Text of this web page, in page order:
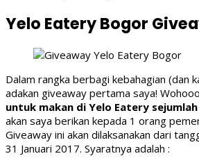
Yelo Eatery Bogor
Dalam rangka berbagi kebahagian (dan
adakan giveaway pertama saya!
untuk makan di Yelo Eatery sejumlah
akan saya berikan kepada 1 orang
Giveaway ini akan dilaksanakan dari
31 Januari 2017. Syaratnya adalah :